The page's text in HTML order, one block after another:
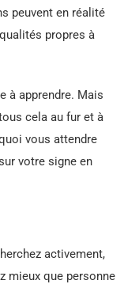
peuvent en réalité
propres à
à apprendre. Mais
cela au fur et à
vous attendre
votre signe en
activement,
mieux que personne